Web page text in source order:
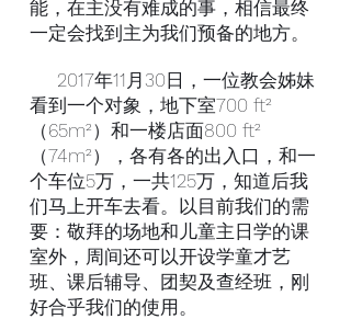
能，在主没有难成的事，相信最终
一定会找到主为我们预备的地方。
2017年11月30日，一位教会姊妹
看到一个对象，地下室700 ft²
（65m²）和一楼店面800 ft²
（74m²），各有各的出入口，和一
个车位5万，一共125万，知道后我
们马上开车去看。以目前我们的需
要：敬拜的场地和儿童主日学的课
室外，周间还可以开设学童才艺
班、课后辅导、团契及查经班，刚
好合乎我们的使用。